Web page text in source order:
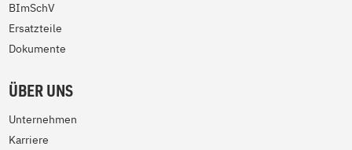
BImSchV
Ersatzteile
Dokumente
ÜBER UNS
Unternehmen
Karriere